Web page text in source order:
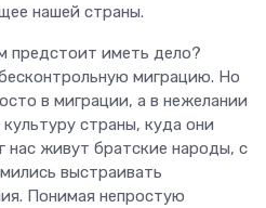
нашей страны.
предстоит иметь дело?
миграцию. Но
в миграции, а в нежелании
страны, куда они
нас живут братские народы, с
выстраивать
Понимая непростую